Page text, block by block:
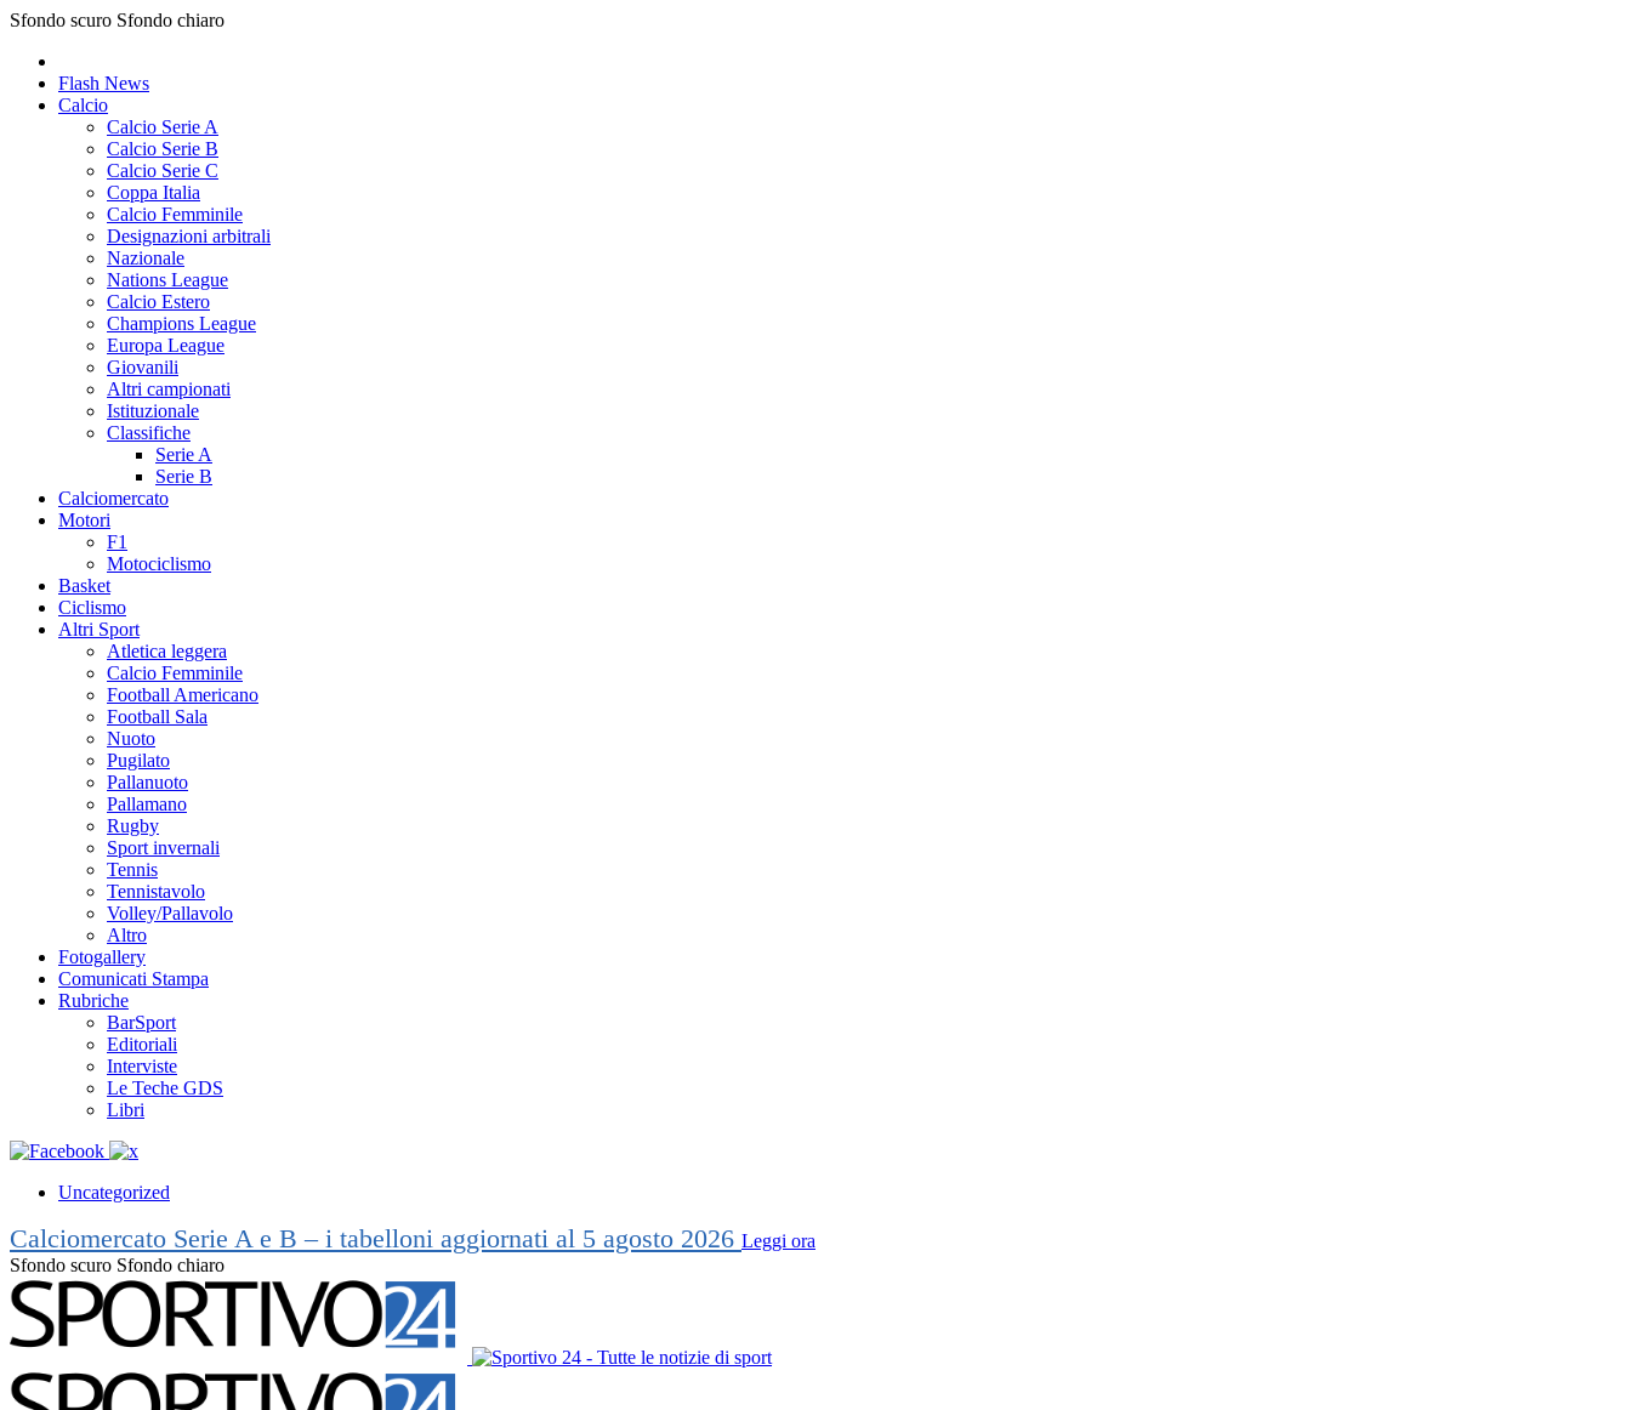
Sfondo scuro Sfondo chiaro
Flash News
Calcio
Calcio Serie A
Calcio Serie B
Calcio Serie C
Coppa Italia
Calcio Femminile
Designazioni arbitrali
Nazionale
Nations League
Calcio Estero
Champions League
Europa League
Giovanili
Altri campionati
Istituzionale
Classifiche
Serie A
Serie B
Calciomercato
Motori
F1
Motociclismo
Basket
Ciclismo
Altri Sport
Atletica leggera
Calcio Femminile
Football Americano
Football Sala
Nuoto
Pugilato
Pallanuoto
Pallamano
Rugby
Sport invernali
Tennis
Tennistavolo
Volley/Pallavolo
Altro
Fotogallery
Comunicati Stampa
Rubriche
BarSport
Editoriali
Interviste
Le Teche GDS
Libri
Uncategorized
Calciomercato Serie A e B – i tabelloni aggiornati al 5 agosto 2026 Leggi ora
Sfondo scuro Sfondo chiaro